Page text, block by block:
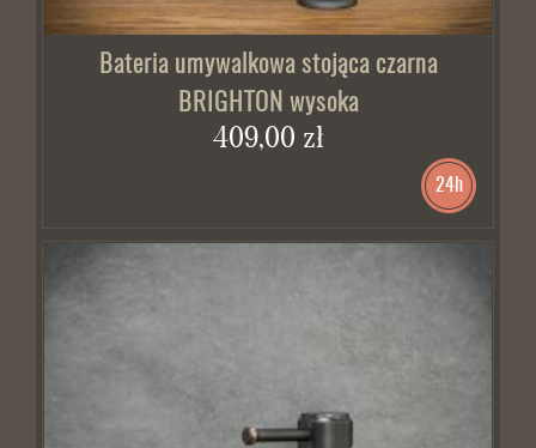
Bateria umywalkowa stojąca czarna
BRIGHTON wysoka
409,00 zł
24h